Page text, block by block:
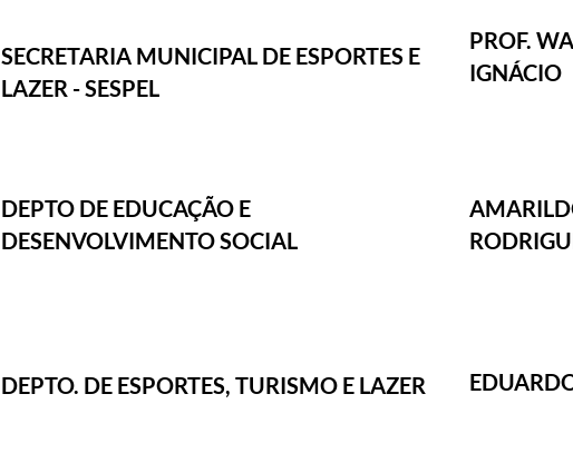
SECRETARIA MUNICIPAL DE ESPORTES E
LAZER - SESPEL
PROF.
IGNÁCIO
DEPTO DE EDUCAÇÃO E
DESENVOLVIMENTO SOCIAL
DEPTO. DE ESPORTES, TURISMO E LAZER